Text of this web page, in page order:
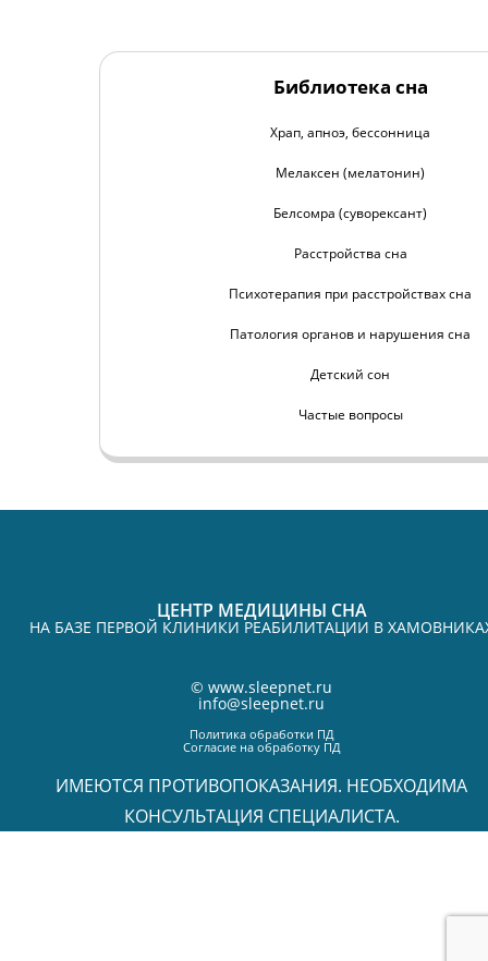
Библиотека сна
Храп, апноэ, бессонница
Мелаксен (мелатонин)
Белсомра (суворексант)
Расстройства сна
Психотерапия при расстройствах сна
Патология органов и нарушения сна
Детский сон
Частые вопросы
ЦЕНТР МЕДИЦИНЫ СНА
НА БАЗЕ ПЕРВОЙ КЛИНИКИ РЕАБИЛИТАЦИИ В
© www.sleepnet.ru
info@sleepnet.ru
Политика обработки ПД
Согласие на обработку ПД
ИМЕЮТСЯ ПРОТИВОПОКАЗАНИЯ. НЕОБХОДИМА
КОНСУЛЬТАЦИЯ СПЕЦИАЛИСТА.